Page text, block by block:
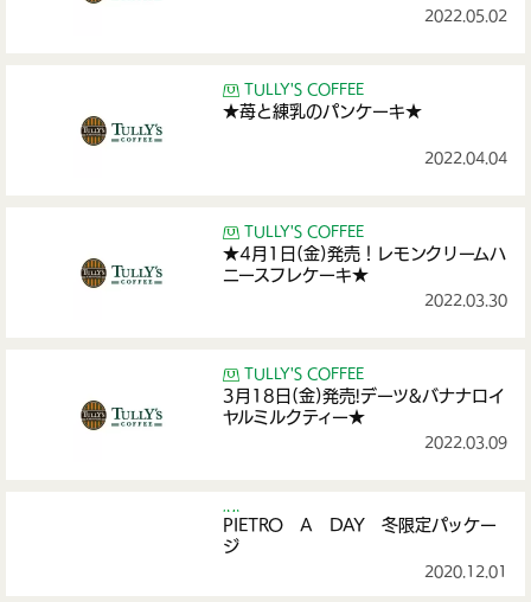
2022.05.02
TULLY'S COFFEE
★苺と練乳のパンケーキ★
2022.04.04
TULLY'S COFFEE
★4月1日(金)発売！レモンクリームハ
ニースフレケーキ★
2022.03.30
TULLY'S COFFEE
3月18日(金)発売!デーツ&バナナロイ
ヤルミルクティー★
2022.03.09
PIETRO A DAY 冬限定パッケー
ジ
2020.12.01